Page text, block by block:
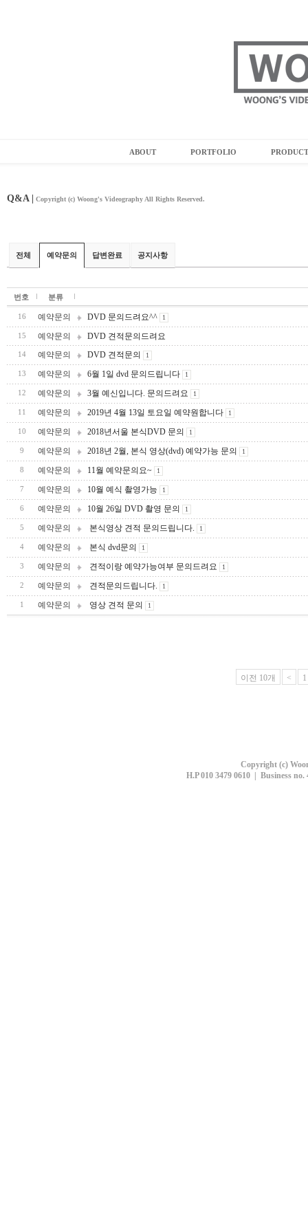
ABOUT PORTFOLIO PRODUCT
Q&A | Copyright (c) Woong's Videography All Rights Reserved.
전체 예약문의 답변완료 공지사항
번호 분류
16 예약문의 DVD 문의드려요^^ 1
15 예약문의 DVD 견적문의드려요
14 예약문의 DVD 견적문의 1
13 예약문의 6월 1일 dvd 문의드립니다 1
12 예약문의 3월 예신입니다. 문의드려요 1
11 예약문의 2019년 4월 13일 토요일 예약원합니다 1
10 예약문의 2018년서울 본식DVD 문의 1
9 예약문의 2018년 2월, 본식 영상(dvd) 예약가능 문의 1
8 예약문의 11월 예약문의요~ 1
7 예약문의 10월 예식 촬영가능 1
6 예약문의 10월 26일 DVD 촬영 문의 1
5 예약문의 본식영상 견적 문의드립니다. 1
4 예약문의 본식 dvd문의 1
3 예약문의 견적이랑 예약가능여부 문의드려요 1
2 예약문의 견적문의드립니다. 1
1 예약문의 영상 견적 문의 1
이전 10개 < 1
Copyright (c)
H.P 010 3479 0610 | Business